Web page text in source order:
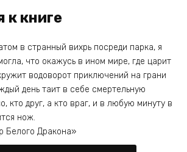
к книге
в странный вихрь посреди парка, я
что окажусь в ином мире, где царит
водоворот приключений на грани
день таит в себе смертельную
кто друг, а кто враг, и в любую минуту в
нож.
Белого Дракона»